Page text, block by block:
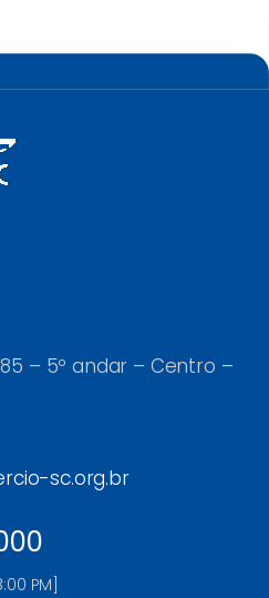
– 5º andar – Centro –
sc.org.br
PM]